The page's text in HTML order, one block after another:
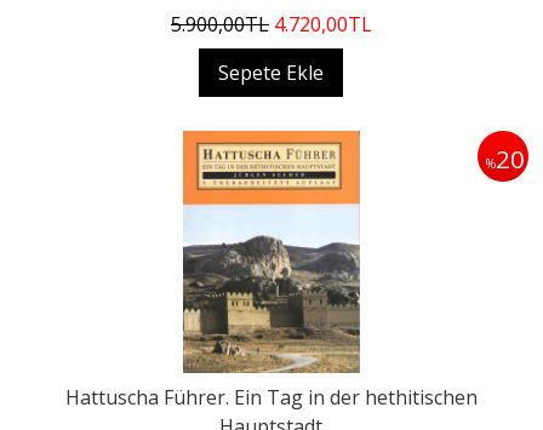
5.900,00TL 4.720,00TL
Sepete Ekle
%20
Hattuscha Führer. Ein Tag in der hethitischen